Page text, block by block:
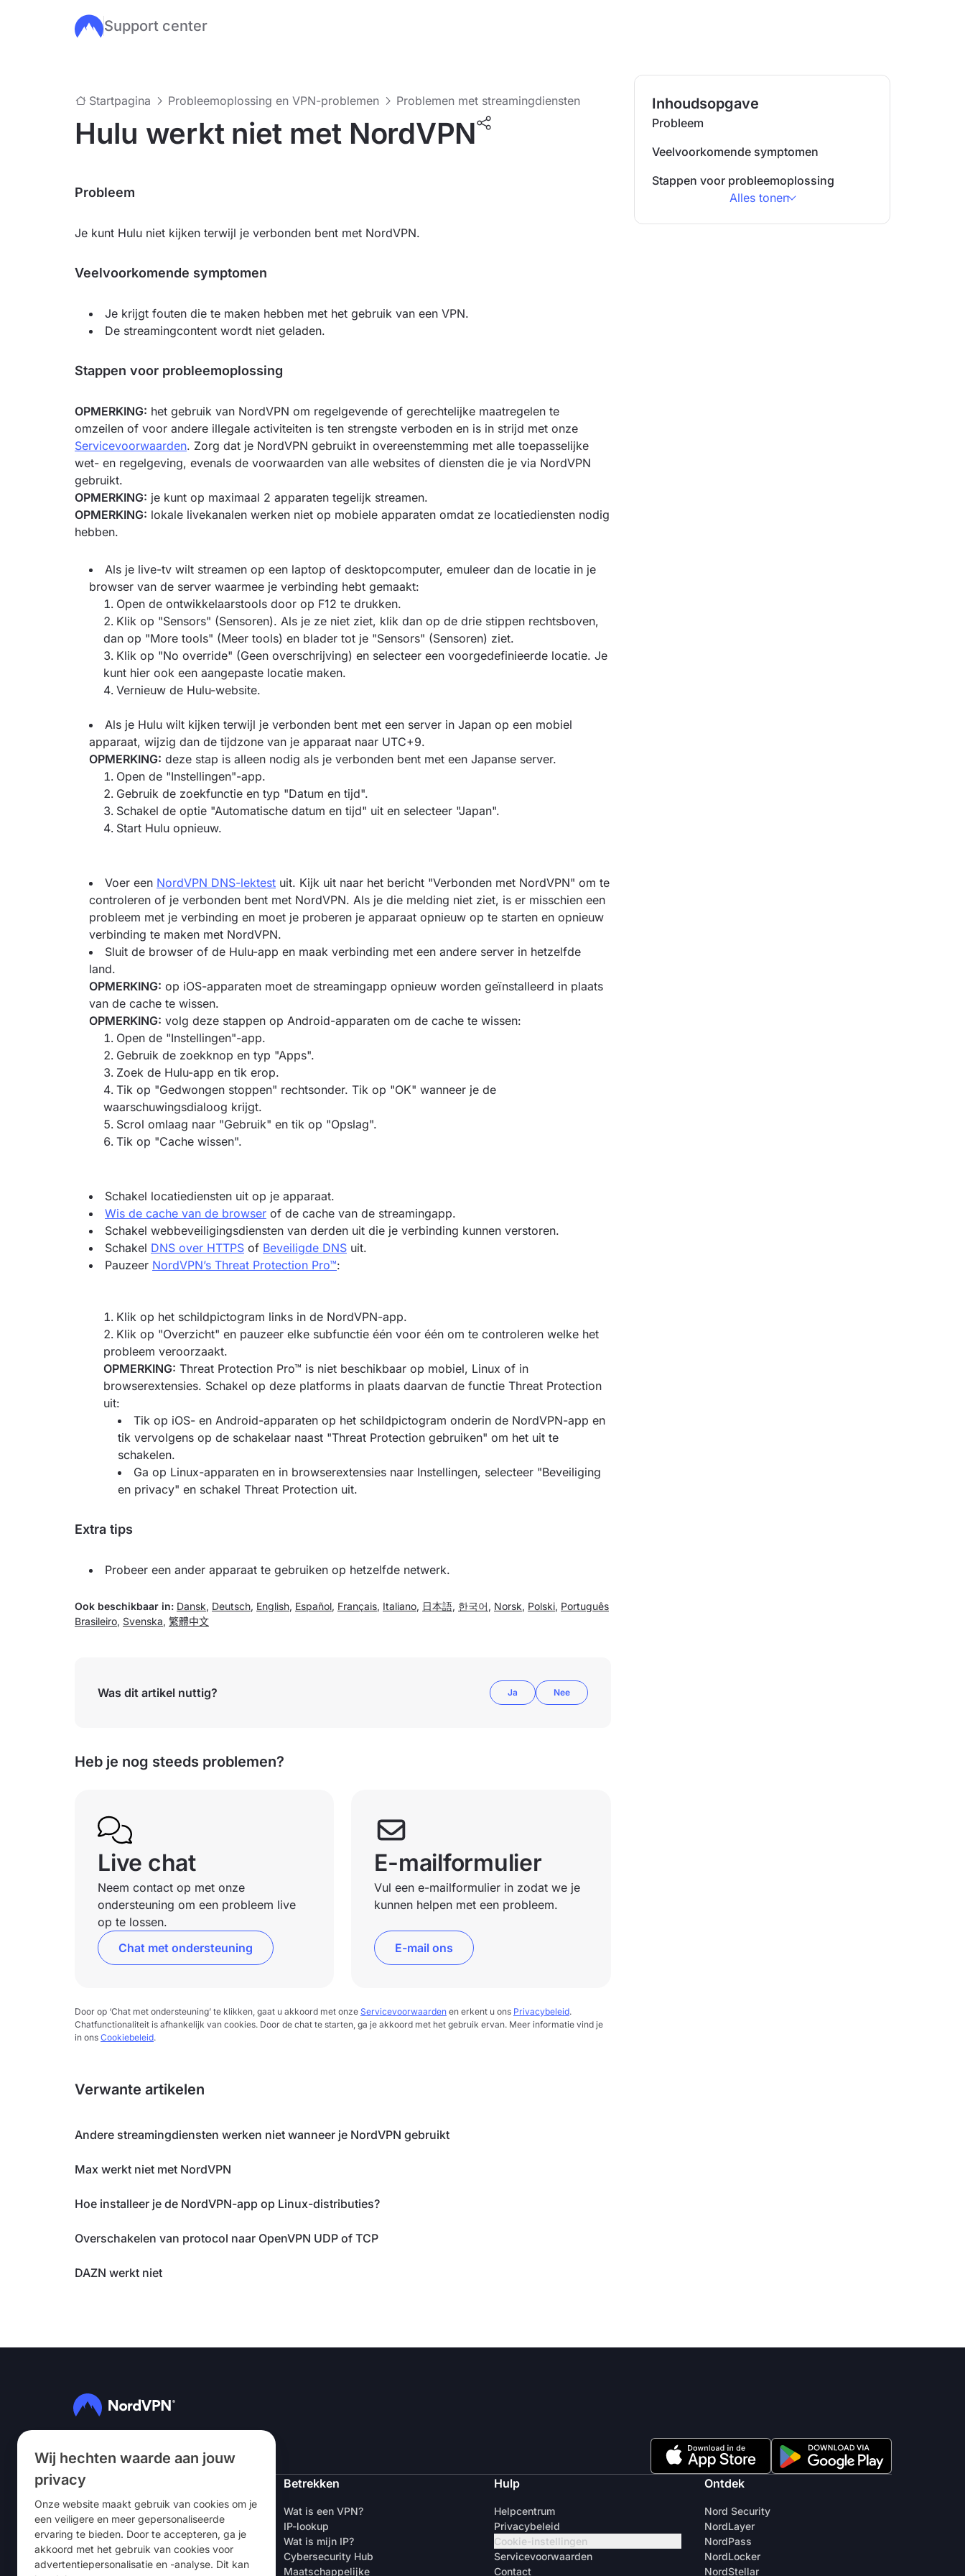
Wij hechten waarde aan jouw
privacy
Onze website maakt gebruik van cookies om je
een veiligere en meer gepersonaliseerde
ervaring te bieden. Door te accepteren, ga je
akkoord met het gebruik van cookies voor
advertentiepersonalisatie en -analyse. Dit kan
Ga naar de hoofdinhoud
Support center
Startpagina Probleemoplossing en VPN-problemen Problemen met streamingdiensten
Hulu werkt niet met NordVPN
Probleem
Je kunt Hulu niet kijken terwijl je verbonden bent met NordVPN.
Veelvoorkomende symptomen
Je krijgt fouten die te maken hebben met het gebruik van een VPN.
De streamingcontent wordt niet geladen.
Stappen voor probleemoplossing
OPMERKING: het gebruik van NordVPN om regelgevende of gerechtelijke maatregelen te
omzeilen of voor andere illegale activiteiten is ten strengste verboden en is in strijd met onze
Servicevoorwaarden. Zorg dat je NordVPN gebruikt in overeenstemming met alle toepasselijke
wet- en regelgeving, evenals de voorwaarden van alle websites of diensten die je via NordVPN
gebruikt.
OPMERKING: je kunt op maximaal 2 apparaten tegelijk streamen.
OPMERKING: lokale livekanalen werken niet op mobiele apparaten omdat ze locatiediensten nodig
hebben.
Als je live-tv wilt streamen op een laptop of desktopcomputer, emuleer dan de locatie in je
browser van de server waarmee je verbinding hebt gemaakt:
Open de ontwikkelaarstools door op F12 te drukken.
Klik op "Sensors" (Sensoren). Als je ze niet ziet, klik dan op de drie stippen rechtsboven,
dan op "More tools" (Meer tools) en blader tot je "Sensors" (Sensoren) ziet.
Klik op "No override" (Geen overschrijving) en selecteer een voorgedefinieerde locatie. Je
kunt hier ook een aangepaste locatie maken.
Vernieuw de Hulu-website.
Als je Hulu wilt kijken terwijl je verbonden bent met een server in Japan op een mobiel
apparaat, wijzig dan de tijdzone van je apparaat naar UTC+9.
OPMERKING: deze stap is alleen nodig als je verbonden bent met een Japanse server.
Open de "Instellingen"-app.
Gebruik de zoekfunctie en typ "Datum en tijd".
Schakel de optie "Automatische datum en tijd" uit en selecteer "Japan".
Start Hulu opnieuw.
Voer een NordVPN DNS-lektest uit. Kijk uit naar het bericht "Verbonden met NordVPN" om te
controleren of je verbonden bent met NordVPN. Als je die melding niet ziet, is er misschien een
probleem met je verbinding en moet je proberen je apparaat opnieuw op te starten en opnieuw
verbinding te maken met NordVPN.
Sluit de browser of de Hulu-app en maak verbinding met een andere server in hetzelfde
land.
OPMERKING: op iOS-apparaten moet de streamingapp opnieuw worden geïnstalleerd in plaats
van de cache te wissen.
OPMERKING: volg deze stappen op Android-apparaten om de cache te wissen:
Open de "Instellingen"-app.
Gebruik de zoekknop en typ "Apps".
Zoek de Hulu-app en tik erop.
Tik op "Gedwongen stoppen" rechtsonder. Tik op "OK" wanneer je de
waarschuwingsdialoog krijgt.
Scrol omlaag naar "Gebruik" en tik op "Opslag".
Tik op "Cache wissen".
Schakel locatiediensten uit op je apparaat.
Wis de cache van de browser of de cache van de streamingapp.
Schakel webbeveiligingsdiensten van derden uit die je verbinding kunnen verstoren.
Schakel DNS over HTTPS of Beveiligde DNS uit.
Pauzeer NordVPN’s Threat Protection Pro™:
Klik op het schildpictogram links in de NordVPN-app.
Klik op "Overzicht" en pauzeer elke subfunctie één voor één om te controleren welke het
probleem veroorzaakt.
OPMERKING: Threat Protection Pro™ is niet beschikbaar op mobiel, Linux of in
browserextensies. Schakel op deze platforms in plaats daarvan de functie Threat Protection
uit:
Tik op iOS- en Android-apparaten op het schildpictogram onderin de NordVPN-app en
tik vervolgens op de schakelaar naast "Threat Protection gebruiken" om het uit te
schakelen.
Ga op Linux-apparaten en in browserextensies naar Instellingen, selecteer "Beveiliging
en privacy" en schakel Threat Protection uit.
Extra tips
Probeer een ander apparaat te gebruiken op hetzelfde netwerk.
Ook beschikbaar in: Dansk, Deutsch, English, Español, Français, Italiano, 日本語, 한국어 , Norsk, Polski, Português
Brasileiro, Svenska, 繁體中文
Was dit artikel nuttig? Ja Nee
Heb je nog steeds problemen?
Live chat
Neem contact op met onze
ondersteuning om een probleem live
op te lossen.
Chat met ondersteuning
E-mailformulier
Vul een e-mailformulier in zodat we je
kunnen helpen met een probleem.
E-mail ons
Door op ‘Chat met ondersteuning’ te klikken, gaat u akkoord met onze Servicevoorwaarden en erkent u ons Privacybeleid.
Chatfunctionaliteit is afhankelijk van cookies. Door de chat te starten, ga je akkoord met het gebruik ervan. Meer informatie vind je
in ons Cookiebeleid.
Verwante artikelen
Andere streamingdiensten werken niet wanneer je NordVPN gebruikt
Max werkt niet met NordVPN
Hoe installeer je de NordVPN-app op Linux-distributies?
Overschakelen van protocol naar OpenVPN UDP of TCP
DAZN werkt niet
Inhoudsopgave
Probleem
Veelvoorkomende symptomen
Stappen voor probleemoplossing
Alles tonen
NordVPN
Over ons
Vacatures
Gratis VPN-proefperiode
VPN-routers
Beoordelingen
Betrekken
Wat is een VPN?
IP-lookup
Wat is mijn IP?
Cybersecurity Hub
Maatschappelijke
Hulp
Helpcentrum
Privacybeleid
Cookie-instellingen
Servicevoorwaarden
Contact
Ontdek
Nord Security
NordLayer
NordPass
NordLocker
NordStellar